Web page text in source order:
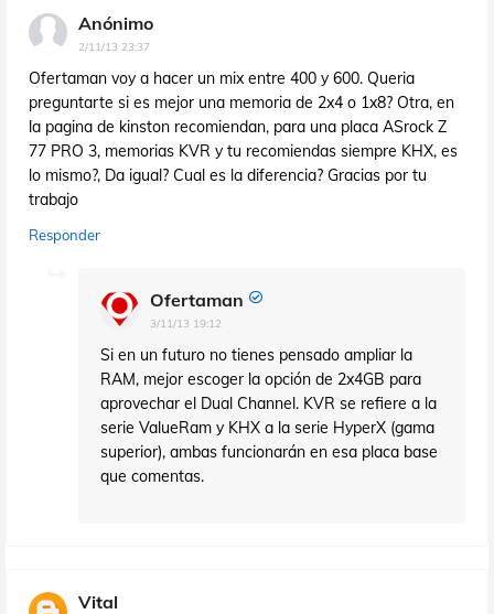
Anónimo
2/11/13 23:37
Ofertaman voy a hacer un mix entre 400 y 600. Queria
preguntarte si es mejor una memoria de 2x4 o 1x8? Otra, en
la pagina de kinston recomiendan, para una placa ASrock Z
77 PRO 3, memorias KVR y tu recomiendas siempre KHX, es
lo mismo?, Da igual? Cual es la diferencia? Gracias por tu
trabajo
Responder
Ofertaman
3/11/13 19:12
Si en un futuro no tienes pensado ampliar la
RAM, mejor escoger la opción de 2x4GB para
aprovechar el Dual Channel. KVR se refiere a la
serie ValueRam y KHX a la serie HyperX (gama
superior), ambas funcionarán en esa placa base
que comentas.
Vital